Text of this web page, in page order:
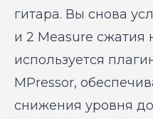
гитара. Вы снова
и 2 Measure сжатия
используется
MPressor,
снижения уровня